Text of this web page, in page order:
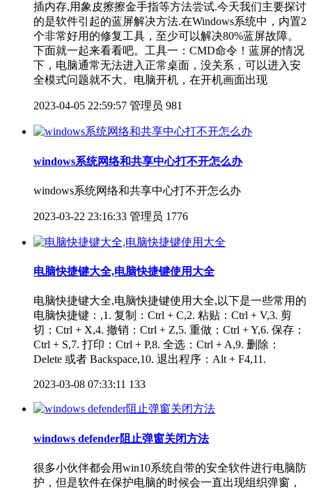
插内存,用象皮擦擦金手指等方法尝试.今天我们主要探讨
的是软件引起的蓝屏解决方法.在Windows系统中，内置2
个非常好用的修复工具，至少可以解决80%蓝屏故障。
下面就一起来看看吧。工具一：CMD命令！蓝屏的情况
下，电脑通常无法进入正常桌面，没关系，可以进入安
全模式问题就不大。电脑开机，在开机画面出现
2023-04-05 22:59:57 管理员 981
windows系统网络和共享中心打不开怎么办
windows系统网络和共享中心打不开怎么办
2023-03-22 23:16:33 管理员 1776
电脑快捷键大全,电脑快捷键使用大全
电脑快捷键大全,电脑快捷键使用大全,以下是一些常用的
电脑快捷键：,1. 复制：Ctrl + C,2. 粘贴：Ctrl + V,3. 剪
切：Ctrl + X,4. 撤销：Ctrl + Z,5. 重做：Ctrl + Y,6. 保存：
Ctrl + S,7. 打印：Ctrl + P,8. 全选：Ctrl + A,9. 删除：
Delete 或者 Backspace,10. 退出程序：Alt + F4,11.
2023-03-08 07:33:11 133
windows defender阻止弹窗关闭方法
很多小伙伴都会用win10系统自带的安全软件进行电脑防
护，但是软件在保护电脑的时候会一直出现组织弹窗，